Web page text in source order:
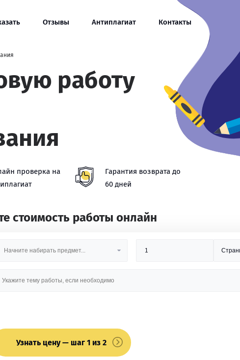
Отзывы Антиплагиат Контакты
работу
проверка на
Гарантия возврата до
60 дней
стоимость работы онлайн
Узнать цену — шаг 1 из 2